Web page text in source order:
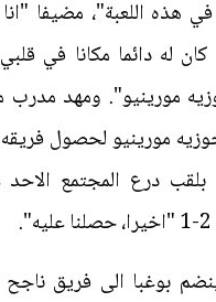
هذه اللعبة"، مضيفا
كان له دائما مكانا في
مورينيو". ومهد مدرب
مورينيو لحصول
بلقب درع المجتمع
بوغبا الى فريق ناجح